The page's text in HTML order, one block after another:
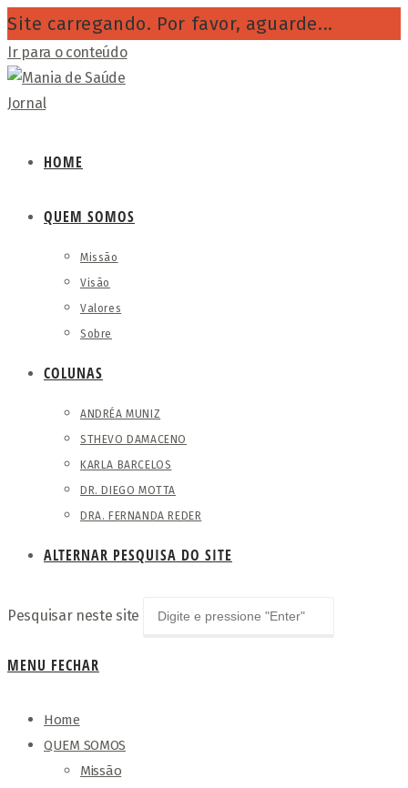
Site carregando. Por favor, aguarde...
Ir para o conteúdo
HOME
QUEM SOMOS
Missão
Visão
Valores
Sobre
COLUNAS
ANDRÉA MUNIZ
STHEVO DAMACENO
KARLA BARCELOS
DR. DIEGO MOTTA
DRA. FERNANDA REDER
ALTERNAR PESQUISA DO SITE
Pesquisar neste site
MENU FECHAR
Home
QUEM SOMOS
Missão